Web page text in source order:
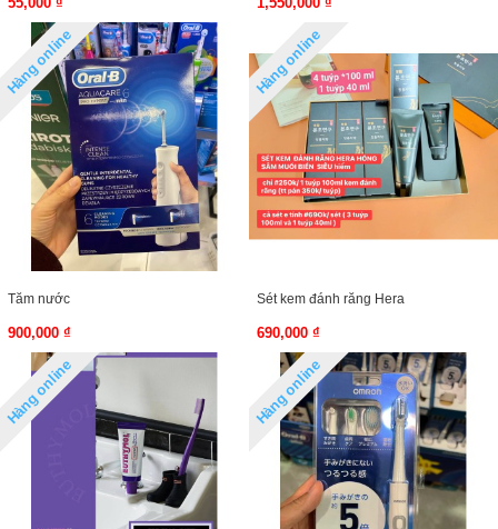
Hàng online
Tăm nước
900,000 ₫
Hàng online
Sét kem đánh răng Hera
690,000 ₫
Hàng online Hàng online